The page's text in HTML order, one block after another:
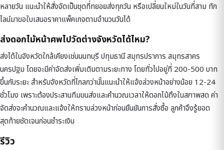
หลายวัน แนะนำให้สั่งจัดเป็นชุดที่ทยอยส่งทุกวัน หรือเปลี่ยนใหม่ในวันที่สาม ทัก
ไลน์มาขอใบเสนอราคาแพ็คเกจตามจำนวนวันได้
ส่งดอกไม้หน้าศพไปวัดต่างจังหวัดได้ไหม?
ส่งได้ในจังหวัดใกล้เคียงเช่นนนทบุรี ปทุมธานี สมุทรปราการ สมุทรสาคร
นครปฐม โดยจะมีค่าจัดส่งเพิ่มเติมตามระยะทาง โดยทั่วไปอยู่ที่ 200-500 บาท
ขึ้นกับระยะ สำหรับจังหวัดที่ไกลกว่านั้นแนะนำให้แจ้งล่วงหน้าอย่างน้อย 12-24
ชั่วโมง เพราะต้องประสานทีมขนส่งและคำนวณเวลาให้ดอกไม้ถึงในสภาพสด ค่า
จัดส่งจะคำนวณและแจ้งให้ทราบล่วงหน้าก่อนยืนยันการสั่งซื้อ ลูกค้าจึงรู้ยอด
สุดท้ายชัดเจนก่อนชำระเงิน
รีวิว